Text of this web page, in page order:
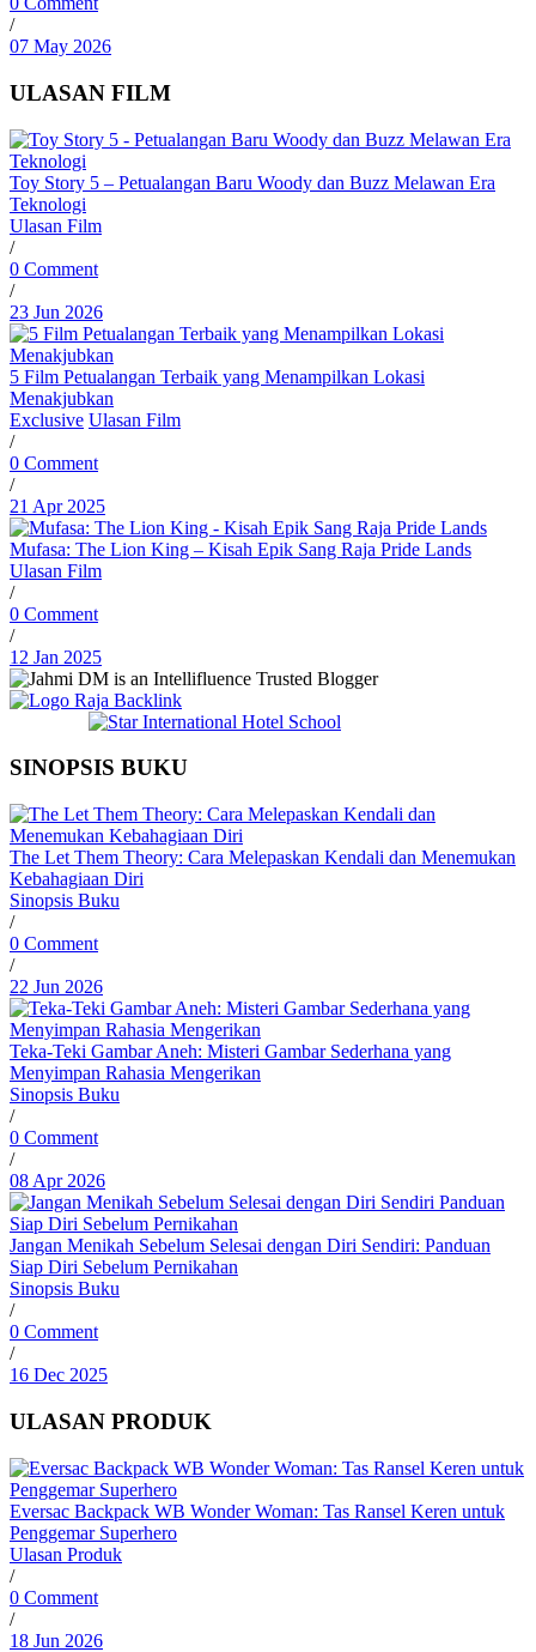
/
07 May 2026
ULASAN FILM
Toy Story 5 – Petualangan Baru Woody dan Buzz Melawan Era
Teknologi
Ulasan Film
/
0 Comment
/
23 Jun 2026
5 Film Petualangan Terbaik yang Menampilkan Lokasi
Menakjubkan
Exclusive Ulasan Film
/
0 Comment
/
21 Apr 2025
Mufasa: The Lion King – Kisah Epik Sang Raja Pride Lands
Ulasan Film
/
0 Comment
/
12 Jan 2025
SINOPSIS BUKU
The Let Them Theory: Cara Melepaskan Kendali dan Menemukan
Kebahagiaan Diri
Sinopsis Buku
/
0 Comment
/
22 Jun 2026
Teka-Teki Gambar Aneh: Misteri Gambar Sederhana yang
Menyimpan Rahasia Mengerikan
Sinopsis Buku
/
0 Comment
/
08 Apr 2026
Jangan Menikah Sebelum Selesai dengan Diri Sendiri: Panduan
Siap Diri Sebelum Pernikahan
Sinopsis Buku
/
0 Comment
/
16 Dec 2025
ULASAN PRODUK
Eversac Backpack WB Wonder Woman: Tas Ransel Keren untuk
Penggemar Superhero
Ulasan Produk
/
0 Comment
/
18 Jun 2026